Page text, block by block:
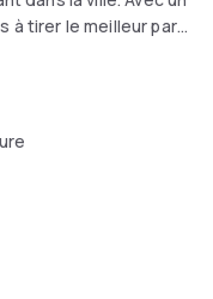
à tirer le meilleur parti
une petite retraite
en famille.
loisirs, il y en a pour